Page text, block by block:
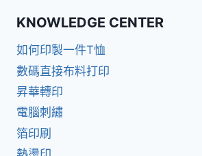
KNOWLEDGE CENTER
如何印製一件T恤
數碼直接布料打印
昇華轉印
電腦刺繡
箔印刷